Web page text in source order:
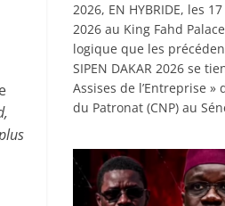
2026, EN HYBRIDE, les
2026 au King Fahd
logique que les
SIPEN DAKAR 2026 se
Assises de l’Entreprise
du Patronat (CNP) au